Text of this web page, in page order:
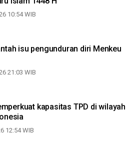
10:54 WIB
isu pengunduran diri Menkeu
21:03 WIB
kapasitas TPD di wilayah
12:54 WIB